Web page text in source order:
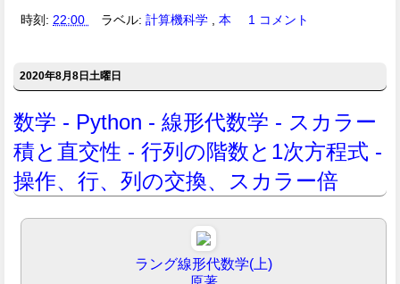
時刻: 22:00 ラベル:計算機科学 ,本 1 コメント
2020年8月8日土曜日
数学 - Python - 線形代数学 - スカラー
積と直交性 - 行列の階数と1次方程式 -
操作、行、列の交換、スカラー倍
ラング線形代数学(上)